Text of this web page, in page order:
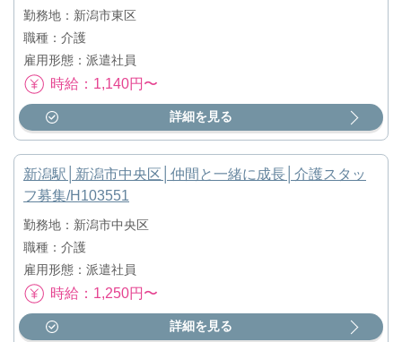
勤務地：新潟市東区
職種：介護
雇用形態：派遣社員
時給：1,140円〜
詳細を見る
新潟駅│新潟市中央区│仲間と一緒に成長│介護スタッ
フ募集/H103551
勤務地：新潟市中央区
職種：介護
雇用形態：派遣社員
時給：1,250円〜
詳細を見る